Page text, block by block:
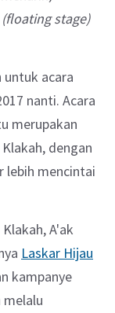
(floating stage)
untuk acara
nanti. Acara
merupakan
dengan
lebih mencintai
A'ak
Laskar Hijau
kampanye